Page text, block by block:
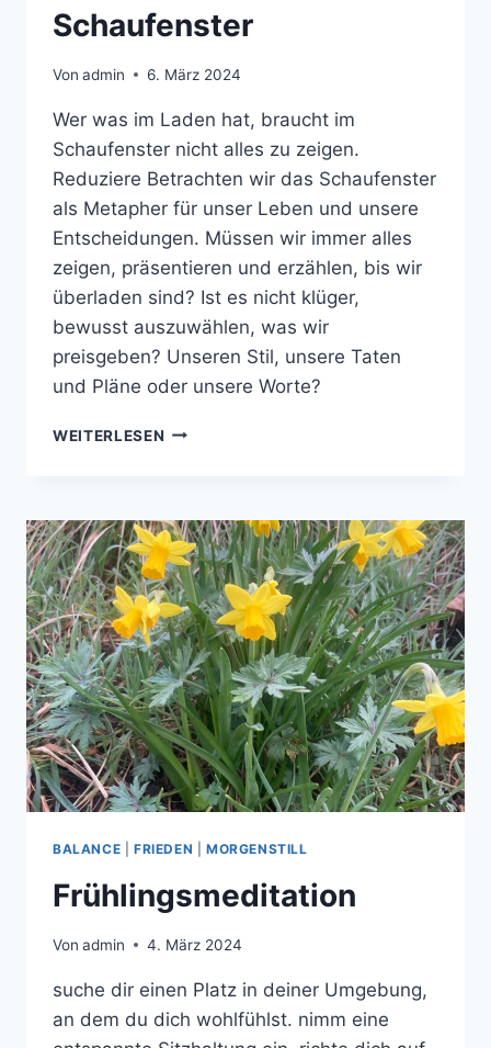
Schaufenster
Von admin 6. März 2024
Wer was im Laden hat, braucht im
Schaufenster nicht alles zu zeigen.
Reduziere Betrachten wir das Schaufenster
als Metapher für unser Leben und unsere
Entscheidungen. Müssen wir immer alles
zeigen, präsentieren und erzählen, bis wir
überladen sind? Ist es nicht klüger,
bewusst auszuwählen, was wir
preisgeben? Unseren Stil, unsere Taten
und Pläne oder unsere Worte?
WEITERLESEN BLICK
BALANCE FRIEDEN MORGENSTILL
Frühlingsmeditation
Von admin 4. März 2024
suche dir einen Platz in deiner Umgebung,
an dem du dich wohlfühlst. nimm eine